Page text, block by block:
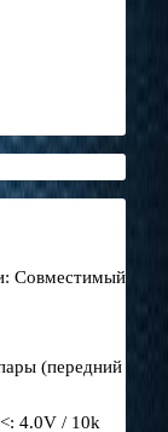
Совместимый
(передний
4.0V / 10k